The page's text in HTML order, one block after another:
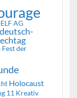
AG
deutsch-
Fest der
Holocaust
11 Kreativ